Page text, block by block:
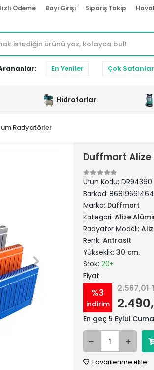
Ödeme Bayi Girişi Sipariş Takip
En Yeniler Çok Satanlar
Hidroforlar
Radyatörler
Duffmart
Ürün Kodu: DR94360
Barkod:
Marka: Duffmart
Kategori: Alize
Radyatör Modeli:
Renk: Antrasit
Yükseklik: 30 cm.
Stok: 20+
Fiyat
%3
indirim
2.567,01
En geç 5 Eylül
Favorilerime ekle